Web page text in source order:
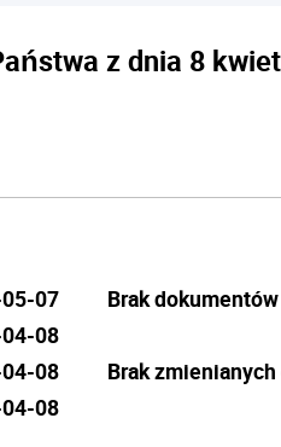
z dnia 8
07
08
08
08
Brak
Brak